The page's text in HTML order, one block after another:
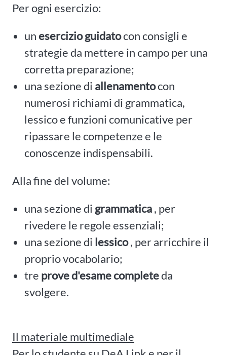
Per ogni esercizio:
unesercizio guidatocon consigli e
strategie da mettere in campo per una
corretta preparazione;
una sezione di allenamentocon
numerosi richiami di grammatica,
lessico e funzioni comunicative per
ripassare le competenze e le
conoscenze indispensabili.
Alla fine del volume:
una sezione di grammatica, per
rivedere le regole essenziali;
una sezione di lessico, per arricchire il
proprio vocabolario;
tre prove d'esame completeda
svolgere.
Il materiale multimediale